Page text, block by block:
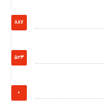
887
523
0